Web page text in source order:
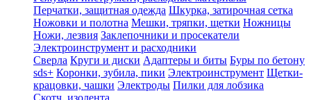
Перчатки, защитная одежда Шкурка, затирочная сетка
Ножовки и полотна Мешки, тряпки, щетки Ножницы
Ножи, лезвия Заклепочники и просекатели
Электроинструмент и расходники
Сверла Круги и диски Адаптеры и биты Буры по бетону
sds+ Коронки, зубила, пики Электроинструмент Щетки-
крацовки, чашки Электроды Пилки для лобзика
Скотч, изолента